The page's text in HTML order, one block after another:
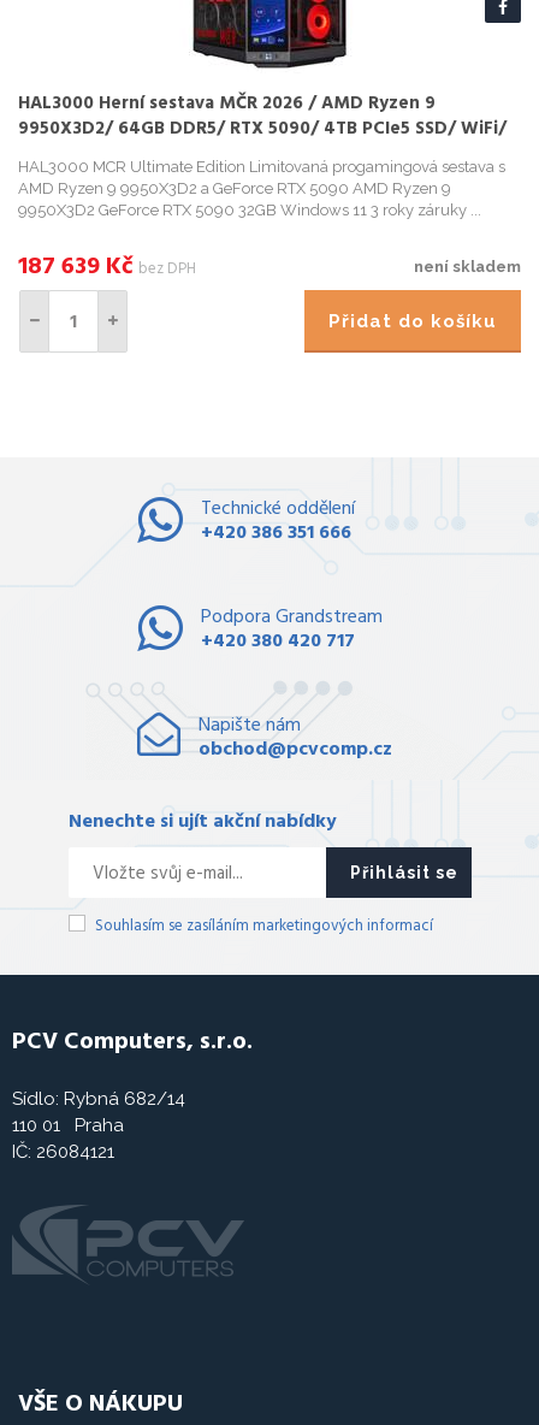
HAL3000 Herní sestava MČR 2026 / AMD Ryzen 9
9950X3D2/ 64GB DDR5/ RTX 5090/ 4TB PCIe5 SSD/ WiFi/
W11
HAL3000 MCR Ultimate Edition Limitovaná progamingová sestava s
AMD Ryzen 9 9950X3D2 a GeForce RTX 5090 AMD Ryzen 9
9950X3D2 GeForce RTX 5090 32GB Windows 11 3 roky záruky ...
není skladem
187 639Kč bez DPH
Přidat do košíku
Technické oddělení
+420 386 351 666
Podpora Grandstream
+420 380 420 717
Napište nám
obchod@pcvcomp.cz
Nenechte si ujít akční nabídky
Přihlásit se
Souhlasím se zasíláním marketingových informací
PCV Computers, s.r.o.
Sídlo: Rybná 682/14
110 01 Praha
IČ: 26084121
VŠE O NÁKUPU